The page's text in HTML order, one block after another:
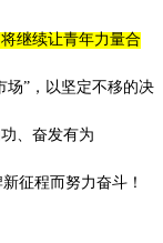
继续让青年力量合
场”，以坚定不移的决
、奋发有为
征程而努力奋斗！